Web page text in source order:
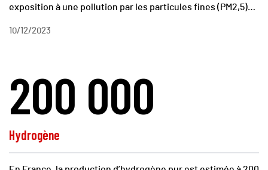
exposition à une pollution par les particules fines (PM2,5)…
10/12/2023
200 000
Hydrogène